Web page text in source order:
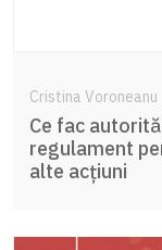
Cristina Voroneanu
Ce fac
regulament
alte acțiuni